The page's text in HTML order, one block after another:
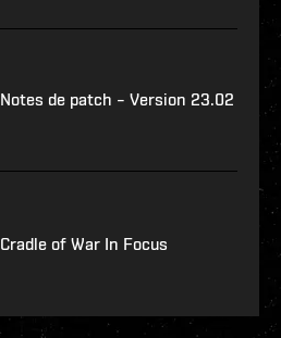
Notes de patch – Version 23.02
Cradle of War In Focus